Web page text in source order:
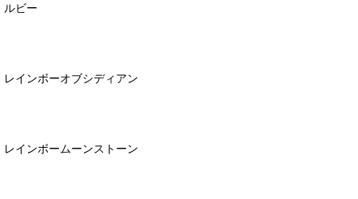
ルビー
レインボーオブシディアン
レインボームーンストーン